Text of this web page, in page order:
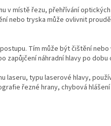
v místě řezu, přehřívání
nebo tryska může ovlivnit
Tím může být čištění nebo
zapůjčení náhradní hlavy po dobu
laseru, typu laserové hlavy,
řezné hrany, chybová